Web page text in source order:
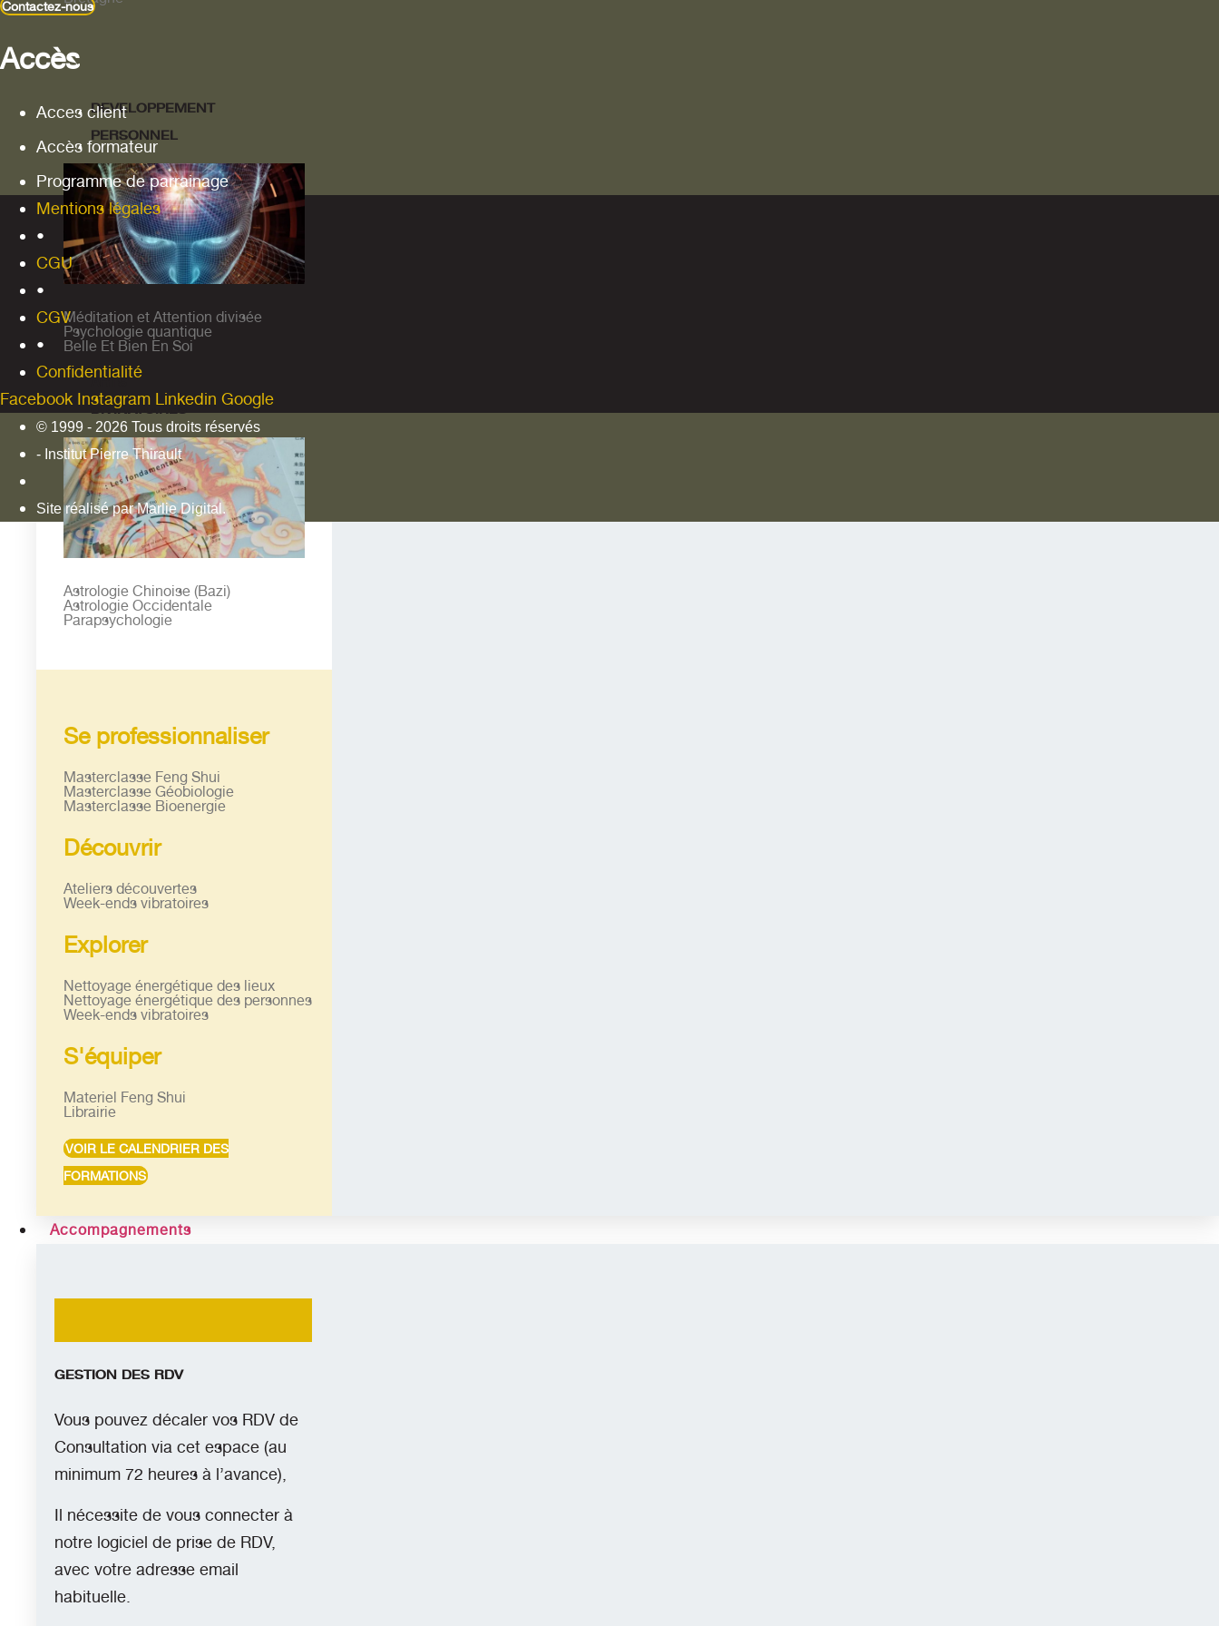
DEVELOPPEMENT
PERSONNEL
Méditation et Attention divisée
Psychologie quantique
Belle Et Bien En Soi
ARTS
DIVINATOIRES
Astrologie Chinoise (Bazi)
Astrologie Occidentale
Parapsychologie
Se professionnaliser
Masterclasse Feng Shui
Masterclasse Géobiologie
Masterclasse Bioenergie
Découvrir
Ateliers découvertes
Week-ends vibratoires
Explorer
Nettoyage énergétique des lieux
Nettoyage énergétique des personnes
Week-ends vibratoires
S'équiper
Materiel Feng Shui
Librairie
VOIR LE CALENDRIER DES
FORMATIONS
Accompagnements
GESTION DES RDV
Vous pouvez décaler vos RDV de
Consultation via cet espace (au
minimum 72 heures à l’avance),
Il nécessite de vous connecter à
notre logiciel de prise de RDV,
avec votre adresse email
habituelle.
Contactez-nous
Accès
Acces client
Accès formateur
Programme de parrainage
Mentions légales
•
CGU
•
CGV
•
Confidentialité
Facebook Instagram Linkedin Google
© 1999 - 2026 Tous droits réservés
- Institut Pierre Thirault
Site réalisé par Marlie Digital.